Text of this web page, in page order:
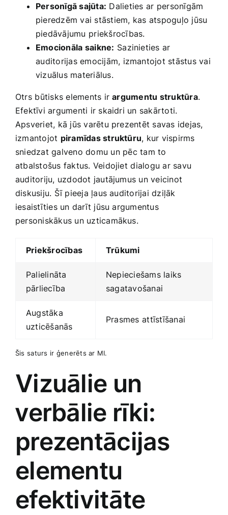
Personīgā sajūta: Dalieties⁤ ar ⁤personīgām
pieredzēm vai stāstiem, kas⁢ atspoguļo jūsu
piedāvājumu ⁢priekšrocības.
Emocionāla⁣ saikne: ⁢Sazinieties ar
⁤auditorijas ‌emocijām, izmantojot stāstus vai
‍vizuālus materiālus.
Otrs ⁢būtisks elements ‌irargumentu struktūra.
Efektīvi argumenti ir skaidri un sakārtoti.
Apsveriet, kā jūs varētu prezentēt savas idejas,
izmantojot piramīdas​ struktūru, kur‍ vispirms
sniedzat​ galveno​ domu un⁤ pēc tam to
atbalstošus ‍faktus. Veidojiet ⁢dialogu ar savu
auditoriju, uzdodot jautājumus un veicinot‌
diskusiju. Šī pieeja ļaus auditorijai dziļāk‌
iesaistīties un darīt jūsu‍ argumentus
‌personiskākus un​ uzticamākus.
Priekšrocības Trūkumi
Palielināta
pārliecība
Nepieciešams laiks
sagatavošanai
Augstāka
uzticēšanās
Prasmes ⁢attīstīšanai
Šis ⁢saturs ir⁤ ģenerēts⁣ ar MI.
Vizuālie un
⁣verbālie rīki:
‌prezentācijas​
elementu
efektivitāte